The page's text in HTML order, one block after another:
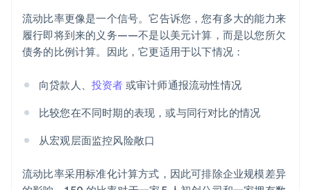
流动比率更像是一个信号。它告诉您，您有多大的能力来
履行即将到来的义务——不是以美元计算，而是以您所欠
债务的比例计算。因此，它更适用于以下情况：
向贷款人、 投资者 或审计师通报流动性情况
比较您在不同时期的表现，或与同行对比的情况
从宏观层面监控风险敞口
流动比率采用标准化计算方式，因此可排除企业规模差异